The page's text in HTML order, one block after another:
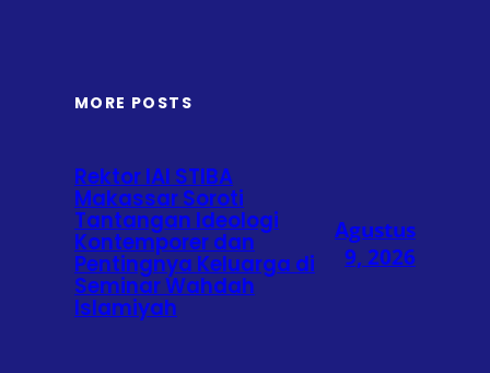
MORE POSTS
Rektor IAI STIBA
Makassar Soroti
Tantangan Ideologi
Kontemporer dan
Pentingnya Keluarga di
Seminar Wahdah
Islamiyah
Agustus
9, 2026